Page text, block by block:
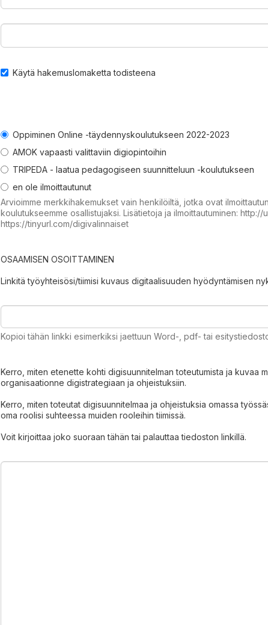
Käytä hakemuslomaketta todisteena
Oppiminen Online -täydennyskoulutukseen 2022-2023
AMOK vapaasti valittaviin digiopintoihin
TRIPEDA - laatua pedagogiseen suunnitteluun -koulutukseen
en ole ilmoittautunut
Arvioimme merkkihakemukset vain henkilöiltä, jotka ovat
koulutukseemme osallistujaksi. Lisätietoja ja ilmoittautuminen: http://
https://tinyurl.com/digivalinnaiset
OSAAMISEN OSOITTAMINEN​
Linkitä työyhteisösi/tiimisi kuvaus digitaalisuuden hyödyntämisen
Kopioi tähän linkki esimerkiksi jaettuun Word-, pdf- tai
Kerro, miten etenette kohti digisuunnitelman toteutumista ja kuvaa
organisaationne digistrategiaan ja ohjeistuksiin.
Kerro, miten toteutat digisuunnitelmaa ja ohjeistuksia omassa
oma roolisi suhteessa muiden rooleihin tiimissä.
Voit kirjoittaa joko suoraan tähän tai palauttaa tiedoston linkillä.